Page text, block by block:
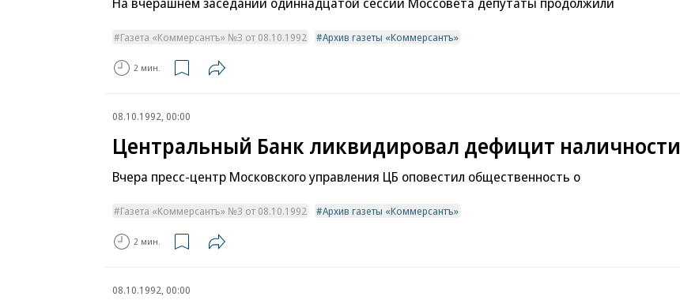
Газета «Коммерсантъ» №3 от 08.10.1992 Архив газеты «Коммерсантъ»
2 мин.
08.10.1992, 00:00
Центральный Банк ликвидировал дефицит наличности
Вчера пресс-центр Московского управления ЦБ оповестил общественность о
Газета «Коммерсантъ» №3 от 08.10.1992 Архив газеты «Коммерсантъ»
2 мин.
08.10.1992, 00:00